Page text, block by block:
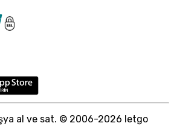
al ve sat. © 2006-2026 letgo